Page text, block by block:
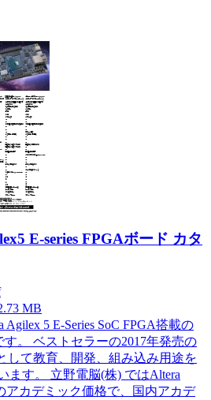
E-series FPGAボード カタ
MB
Agilex 5 E-Series SoC FPGA搭載の
。 ベストセラーの2017年発売の
して教育、開発、組み込み用途を
ます。 立野電脳(株) ではAltera
アカデミック価格で、国内アカデ